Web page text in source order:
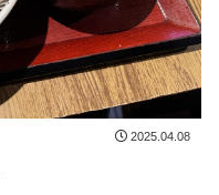
2025.04.08